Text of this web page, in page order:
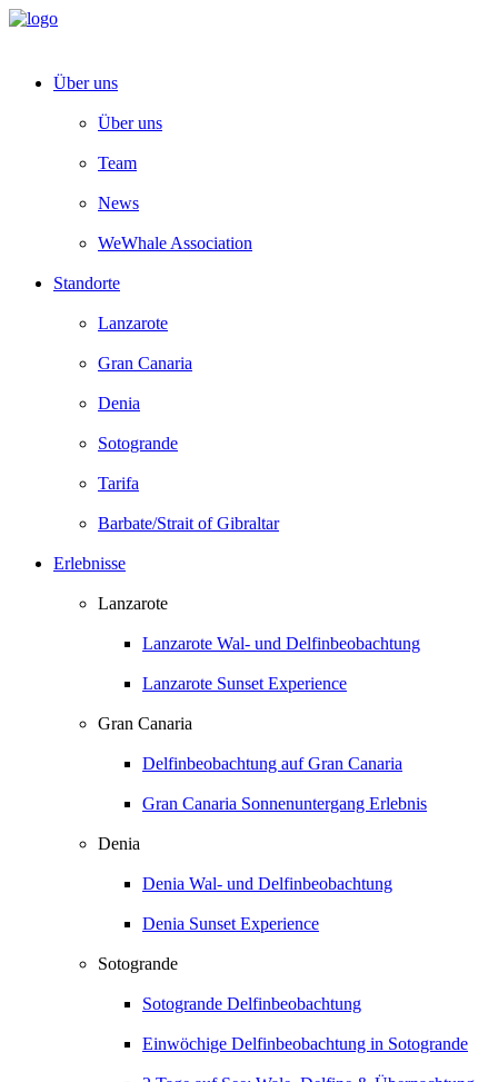
Über uns
Über uns
Team
News
WeWhale Association
Standorte
Lanzarote
Gran Canaria
Denia
Sotogrande
Tarifa
Barbate/Strait of Gibraltar
Erlebnisse
Lanzarote
Lanzarote Wal- und Delfinbeobachtung
Lanzarote Sunset Experience
Gran Canaria
Delfinbeobachtung auf Gran Canaria
Gran Canaria Sonnenuntergang Erlebnis
Denia
Denia Wal- und Delfinbeobachtung
Denia Sunset Experience
Sotogrande
Sotogrande Delfinbeobachtung
Einwöchige Delfinbeobachtung in Sotogrande